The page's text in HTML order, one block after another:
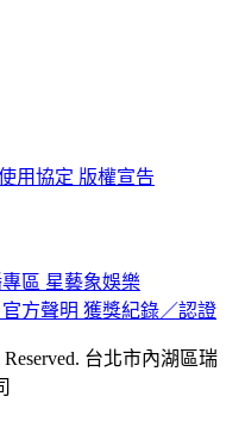
用協定 版權宣告
區 星藝象娛樂
官方聲明 獲獎紀錄／認證
台北市內湖區瑞